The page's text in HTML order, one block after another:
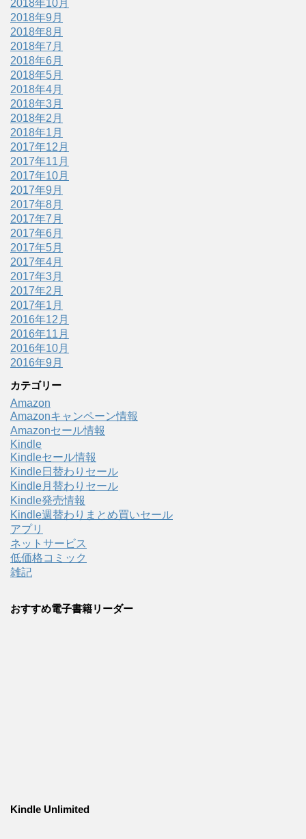
2018年10月
2018年9月
2018年8月
2018年7月
2018年6月
2018年5月
2018年4月
2018年3月
2018年2月
2018年1月
2017年12月
2017年11月
2017年10月
2017年9月
2017年8月
2017年7月
2017年6月
2017年5月
2017年4月
2017年3月
2017年2月
2017年1月
2016年12月
2016年11月
2016年10月
2016年9月
カテゴリー
Amazon
Amazonキャンペーン情報
Amazonセール情報
Kindle
Kindleセール情報
Kindle日替わりセール
Kindle月替わりセール
Kindle発売情報
Kindle週替わりまとめ買いセール
アプリ
ネットサービス
低価格コミック
雑記
おすすめ電子書籍リーダー
Kindle Unlimited